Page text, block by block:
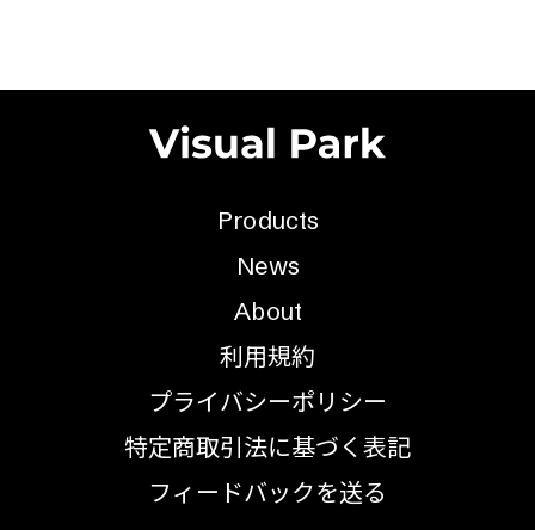
Products
News
About
利用規約
プライバシーポリシー
特定商取引法に基づく表記
フィードバックを送る